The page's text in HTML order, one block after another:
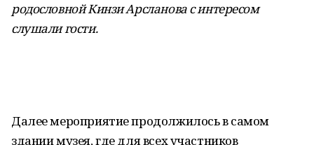
родословной Кинзи Арсланова с интересом
слушали гости.
Далее мероприятие продолжилось в самом
здании музея, где для всех участников